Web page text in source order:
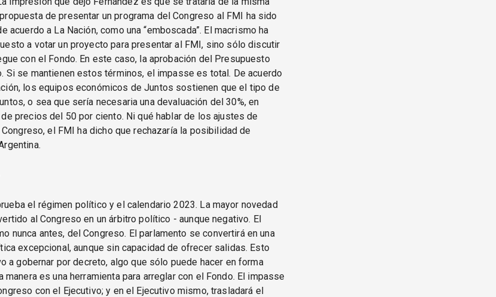
de presentar un programa del Congreso al FMI ha sido
acuerdo a La Nación, como una “emboscada”. El macrismo ha
a votar un proyecto para presentar al FMI, sino sólo discutir
con el Fondo. En este caso, la aprobación del Presupuesto
Si se mantienen estos términos, el impasse es total. De acuerdo
los equipos económicos de Juntos sostienen que el tipo de
o sea que sería necesaria una devaluación del 30%, en
precios del 50 por ciento. Ni qué hablar de los ajustes de
el FMI ha dicho que rechazaría la posibilidad de
el régimen político y el calendario 2023. La mayor novedad
al Congreso en un árbitro político - aunque negativo. El
nunca antes, del Congreso. El parlamento se convertirá en una
excepcional, aunque sin capacidad de ofrecer salidas. Esto
a gobernar por decreto, algo que sólo puede hacer en forma
manera es una herramienta para arreglar con el Fondo. El impasse
con el Ejecutivo; y en el Ejecutivo mismo, trasladará el